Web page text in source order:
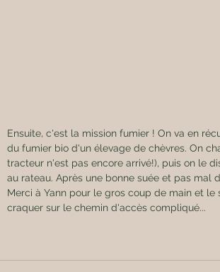
Ensuite, c'est la mission fumier ! On va en
du fumier bio d'un élevage de chèvres. On
tracteur n'est pas encore arrivé!), puis on le
au rateau. Après une bonne suée et pas mal
Merci à Yann pour le gros coup de main et
craquer sur le chemin d'accès compliqué...